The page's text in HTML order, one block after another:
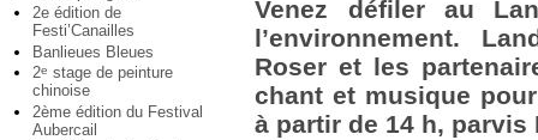
2e édition de
Festi’Canailles
Banlieues Bleues
2e stage de peinture
chinoise
2ème édition du Festival
Aubercail
Venez défiler au
l’environnement.
Roser et les
chant et musique
à partir de 14 h, parvis